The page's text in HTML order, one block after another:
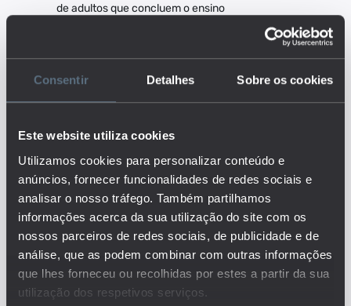
Consentir Detalhes Sobre os cookies
Este website utiliza cookies
Utilizamos cookies para personalizar conteúdo e
anúncios, fornecer funcionalidades de redes sociais e
analisar o nosso tráfego. Também partilhamos
informações acerca da sua utilização do site com os
nossos parceiros de redes sociais, de publicidade e de
análise, que as podem combinar com outras informações
que lhes forneceu ou recolhidas por estes a partir da sua
utilização dos respetivos serviços.
de adultos que concluem o ensino
educação e formação de adultos
que conduz à obtenção de um grau
legais ao do ensino regular, mas
termos de acesso, currículos,
programas e avaliação dos alunos.
A modalidade de ensino recorrente
existe nos ensinos básico e
secundário e define-se como uma
segunda oportunidade educativa
para aqueles que não
completaram o seu percurso
escolar em idade própria.
Este é um dos indicadores do